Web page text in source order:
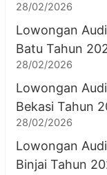
28/02/2026
Lowongan
Batu Tahun
28/02/2026
Lowongan
Bekasi Tahun
28/02/2026
Lowongan
Binjai Tahun